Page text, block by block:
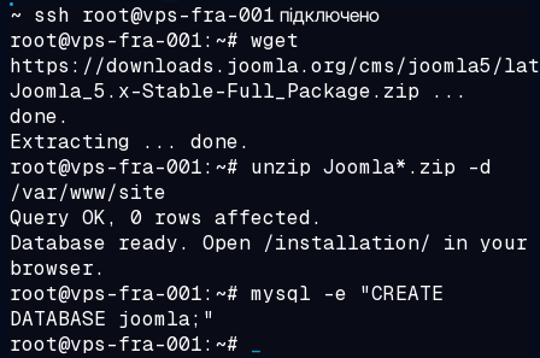
~ ssh root@vps-fra-001 підключено
root@vps-fra-001:~# wget
https://downloads.joomla.org/cms/joomla5/
Joomla_5.x-Stable-Full_Package.zip ...
done.
Extracting ... done.
root@vps-fra-001:~# unzip Joomla*.zip -d
/var/www/site
Query OK, 0 rows affected.
Database ready. Open /installation/ in your
browser.
root@vps-fra-001:~# mysql -e "CREATE
DATABASE joomla;"
root@vps-fra-001:~#